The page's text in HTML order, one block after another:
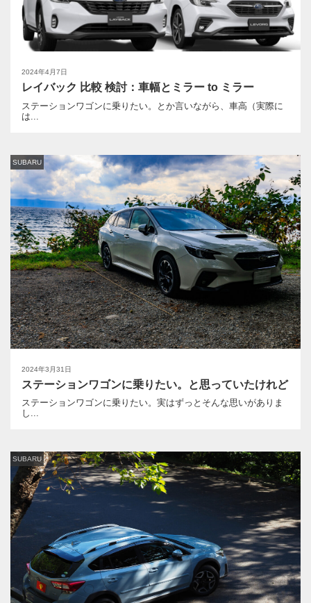
2024年4月7日
レイバック 比較 検討：車幅とミラー to ミラー
ステーションワゴンに乗りたい。とか言いながら、車高（実際に
は...
2024年3月31日
SUBARU
ステーションワゴンに乗りたい。と思っていたけれど
ステーションワゴンに乗りたい。実はずっとそんな思いがありま
し...
SUBARU